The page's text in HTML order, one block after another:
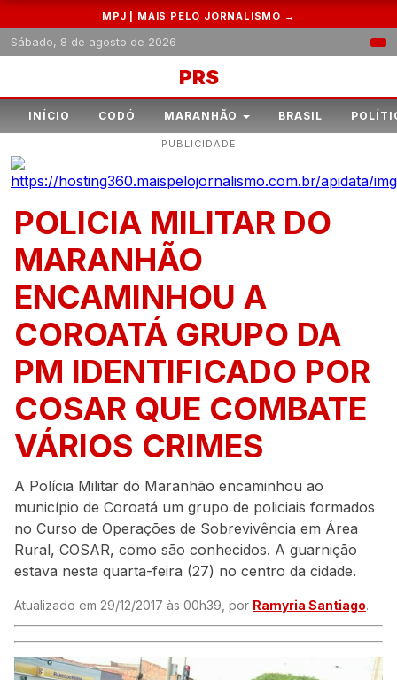
MPJ | MAIS PELO JORNALISMO →
Sábado, 8 de agosto de 2026
PRS
INÍCIO CODÓ MARANHÃO BRASIL
PUBLICIDADE
POLICIA MILITAR DO
MARANHÃO
ENCAMINHOU A
COROATÁ GRUPO DA
PM IDENTIFICADO POR
COSAR QUE COMBATE
VÁRIOS CRIMES
A Polícia Militar do Maranhão encaminhou ao
município de Coroatá um grupo de policiais formados
no Curso de Operações de Sobrevivência em Área
Rural, COSAR, como são conhecidos. A guarnição
estava nesta quarta-feira (27) no centro da cidade.
Atualizado em 29/12/2017 às 00h39, por Ramyria Santiago.